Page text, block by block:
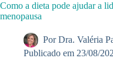
Como a dieta pode ajudar a
menopausa
Por Dra. Valéria
Publicado em 23/08/